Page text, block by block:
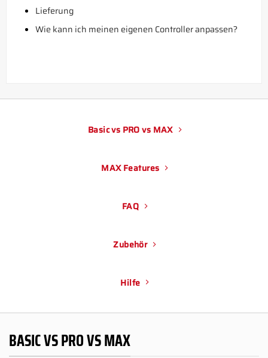
Lieferung
Wie kann ich meinen eigenen Controller anpassen?
Basic vs PRO vs MAX
MAX Features
FAQ
Zubehör
Hilfe
BASIC VS PRO VS MAX